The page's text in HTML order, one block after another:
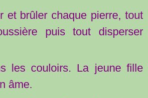
et brûler chaque pierre, tout
puis tout disperser
les couloirs. La jeune fille
âme.